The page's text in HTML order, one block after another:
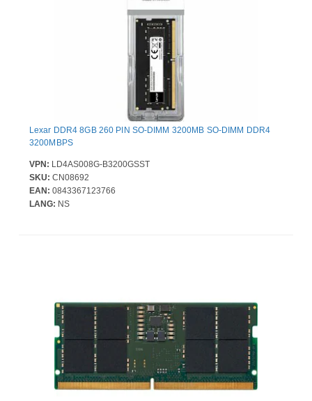
Lexar DDR4 8GB 260 PIN SO-DIMM 3200MB SO-DIMM DDR4
3200MBPS
VPN: LD4AS008G-B3200GSST
SKU: CN08692
EAN: 0843367123766
LANG: NS